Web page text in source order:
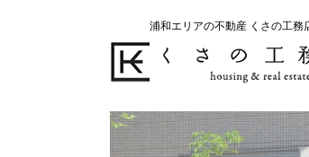
浦和エリアの不動産 くさの工務
不動産の売却をお考えのお客様
不動産の購入をお考えのお客様